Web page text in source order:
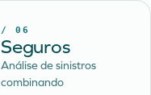
/ 06
Seguros
Análise de sinistros
combinando